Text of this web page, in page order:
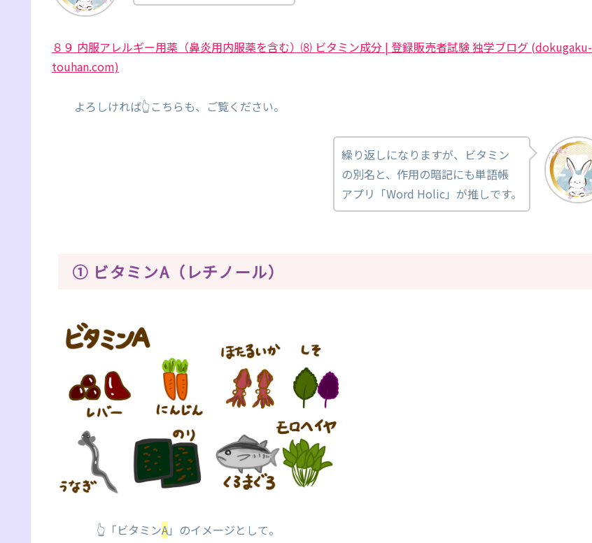
８９ 内服アレルギー用薬（鼻炎用内服薬を含む）⑻ ビタミン成分 | 登録販売者試験 独学ブログ (dokugaku-
touhan.com)
よろしければ👆こちらも、ご覧ください。
繰り返しになりますが、ビタミン
の別名と、作用の暗記にも単語帳
アプリ「Word Holic」が推しです。
① ビタミンA（レチノール）
👆「ビタミンA」のイメージとして。